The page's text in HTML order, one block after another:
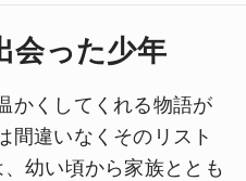
会った少年
かくしてくれる物語が
間違いなくそのリスト
幼い頃から家族ととも